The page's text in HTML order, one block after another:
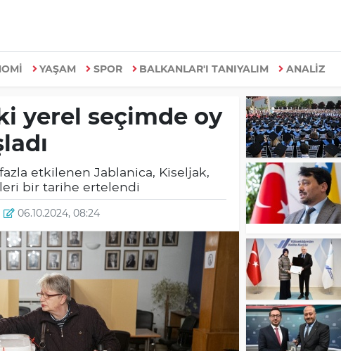
YAŞAM SPOR BALKANLAR'I TANIYALIM ANALİZ
yerel seçimde oy
etkilenen Jablanica, Kiseljak,
bir tarihe ertelendi
06.10.2024, 08:24